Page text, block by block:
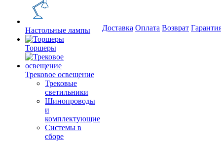
Настольные лампы
Торшеры
Трековое освещение
Трековые
светильники
Шинопроводы
и
комплектующие
Системы в
сборе
Доставка Оплата Возврат